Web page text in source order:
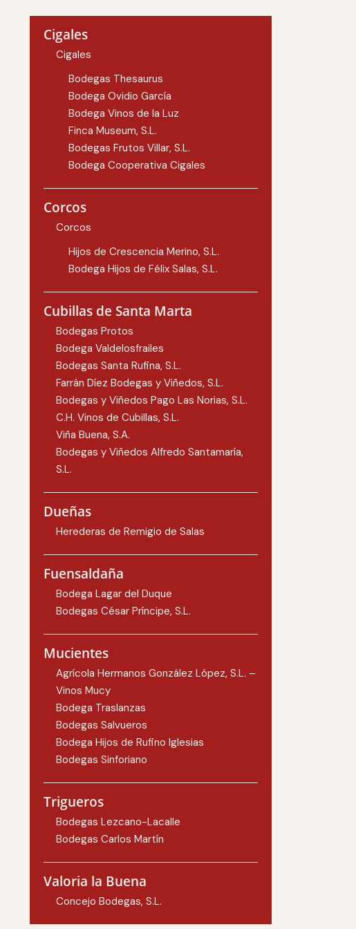
Cigales
Cigales
Bodegas Thesaurus
Bodega Ovidio García
Bodega Vinos de la Luz
Finca Museum, S.L.
Bodegas Frutos Villar, S.L.
Bodega Cooperativa Cigales
Corcos
Corcos
Hijos de Crescencia Merino, S.L.
Bodega Hijos de Félix Salas, S.L.
Cubillas de Santa Marta
Bodegas Protos
Bodega Valdelosfrailes
Bodegas Santa Rufina, S.L.
Farrán Díez Bodegas y Viñedos, S.L.
Bodegas y Viñedos Pago Las Norias, S.L.
C.H. Vinos de Cubillas, S.L.
Viña Buena, S.A.
Bodegas y Viñedos Alfredo Santamaría,
S.L.
Dueñas
Herederas de Remigio de Salas
Fuensaldaña
Bodega Lagar del Duque
Bodegas César Príncipe, S.L.
Mucientes
Agrícola Hermanos González López, S.L. –
Vinos Mucy
Bodega Traslanzas
Bodegas Salvueros
Bodega Hijos de Rufino Iglesias
Bodegas Sinforiano
Trigueros
Bodegas Lezcano-Lacalle
Bodegas Carlos Martín
Valoria la Buena
Concejo Bodegas, S.L.